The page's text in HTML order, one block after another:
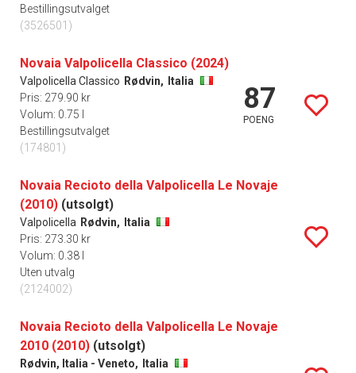
Bestillingsutvalget
(3526501)
Novaia Valpolicella Classico (2024)
Valpolicella Classico Rødvin,
Italia
Pris: 279.90 kr
Volum: 0.75 l
Bestillingsutvalget
(174801)
87
POENG
Novaia Recioto della Valpolicella Le Novaje
(2010) (utsolgt)
Valpolicella Rødvin,
Italia
Pris: 273.30 kr
Volum: 0.38 l
Uten utvalg
(2124002)
Novaia Recioto della Valpolicella Le Novaje
2010 (2010) (utsolgt)
Rødvin, Italia - Veneto,
Italia